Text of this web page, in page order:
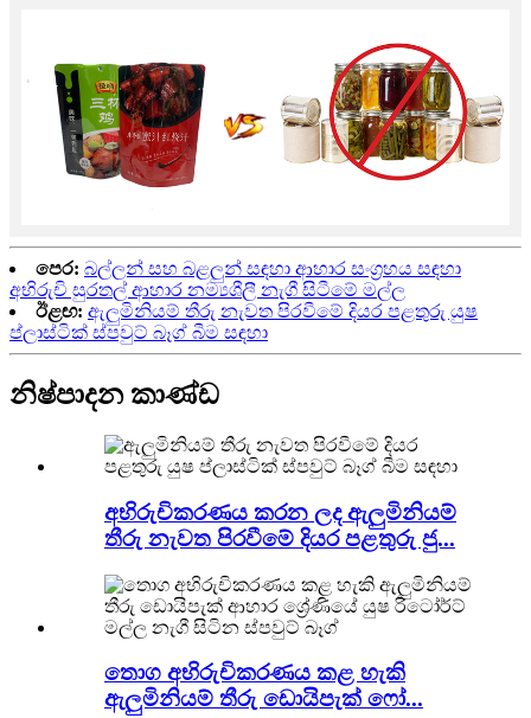
පෙර: බල්ලන් සහ බළලුන් සඳහා ආහාර සංග්‍රහය සඳහා
අභිරුචි සුරතල් ආහාර නම්‍යශීලී නැගී සිටීමේ මල්ල
ඊළඟ: ඇලුමිනියම් තීරු නැවත පිරවීමේ දියර පළතුරු යුෂ
ප්ලාස්ටික් ස්පවුට් බෑග් බීම සඳහා
නිෂ්පාදන කාණ්ඩ
අභිරුචිකරණය කරන ලද ඇලුමිනියම්
තීරු නැවත පිරවීමේ දියර පළතුරු ජු...
තොග අභිරුචිකරණය කළ හැකි
ඇලුමිනියම් තීරු ඩොයිපැක් ෆෝ...